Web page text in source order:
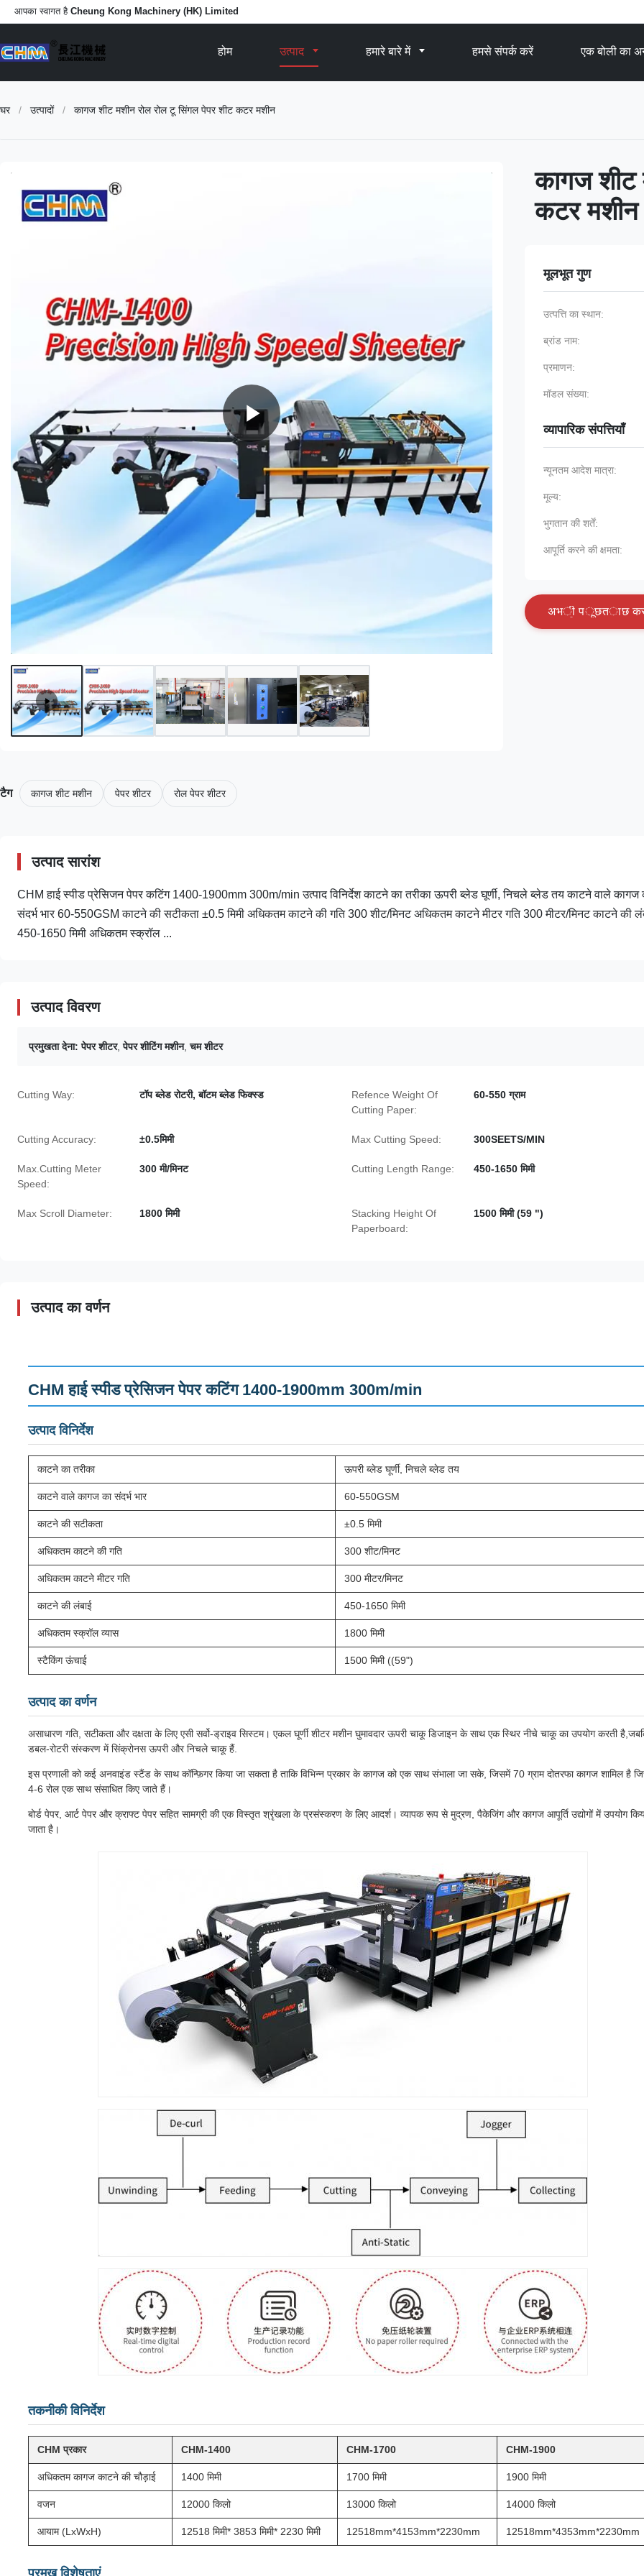
आपका स्वागत है Cheung Kong Machinery (HK) Limited
होम उत्पाद हमारे बारे में हमसे संपर्क करें एक बोली का
घर / उत्पादों / कागज शीट मशीन रोल रोल टू सिंगल पेपर शीट कटर मशीन
कागज शीट
कटर मशीन
मूलभूत गुण
उत्पत्ति का स्थान:
ब्रांड नाम:
प्रमाणन:
मॉडल संख्या:
व्यापारिक संपत्तियाँ
न्यूनतम आदेश मात्रा:
मूल्य:
भुगतान की शर्तें:
आपूर्ति करने की क्षमता:
अभी पूछताछ क
टैग कागज शीट मशीन पेपर शीटर रोल पेपर शीटर
उत्पाद सारांश
CHM हाई स्पीड प्रेसिजन पेपर कटिंग 1400-1900mm 300m/min उत्पाद विनिर्देश काटने का तरीका ऊपरी ब्लेड घूर्णी, निचले ब्लेड तय काटने वाले कागज
संदर्भ भार 60-550GSM काटने की सटीकता ±0.5 मिमी अधिकतम काटने की गति 300 शीट/मिनट अधिकतम काटने मीटर गति 300 मीटर/मिनट काटने की
450-1650 मिमी अधिकतम स्क्रॉल ...
उत्पाद विवरण
प्रमुखता देना: पेपर शीटर,पेपर शीटिंग मशीन,चम शीटर
Cutting Way: टॉप ब्लेड रोटरी, बॉटम ब्लेड फिक्स्ड
Refence Weight Of
Cutting Paper:
60-550 ग्राम
Cutting Accuracy: ±0.5मिमी Max Cutting Speed: 300SEETS/MIN
Max.Cutting Meter
Speed:
300 मी/मिनट Cutting Length Range: 450-1650 मिमी
Max Scroll Diameter: 1800 मिमी
Stacking Height Of
Paperboard:
1500 मिमी (59 ")
उत्पाद का वर्णन
CHM हाई स्पीड प्रेसिजन पेपर कटिंग 1400-1900mm 300m/min
उत्पाद विनिर्देश
काटने का तरीका ऊपरी ब्लेड घूर्णी, निचले ब्लेड तय
काटने वाले कागज का संदर्भ भार 60-550GSM
काटने की सटीकता ±0.5 मिमी
अधिकतम काटने की गति 300 शीट/मिनट
अधिकतम काटने मीटर गति 300 मीटर/मिनट
काटने की लंबाई 450-1650 मिमी
अधिकतम स्क्रॉल व्यास 1800 मिमी
स्टैकिंग ऊंचाई 1500 मिमी ((59")
उत्पाद का वर्णन
असाधारण गति, सटीकता और दक्षता के लिए एसी सर्वो-ड्राइव सिस्टम। एकल घूर्णी शीटर मशीन घुमावदार ऊपरी चाकू डिजाइन के साथ एक स्थिर नीचे चाकू का उपयोग करती
डबल-रोटरी संस्करण में सिंक्रोनस ऊपरी और निचले चाकू हैं.
इस प्रणाली को कई अनवाइंड स्टैंड के साथ कॉन्फ़िगर किया जा सकता है ताकि विभिन्न प्रकार के कागज को एक साथ संभाला जा सके, जिसमें 70 ग्राम दोतरफा कागज शामिल है
4-6 रोल एक साथ संसाधित किए जाते हैं।
बोर्ड पेपर, आर्ट पेपर और क्राफ्ट पेपर सहित सामग्री की एक विस्तृत श्रृंखला के प्रसंस्करण के लिए आदर्श। व्यापक रूप से मुद्रण, पैकेजिंग और कागज आपूर्ति उद्योगों में उपयोग
जाता है।
तकनीकी विनिर्देश
CHM प्रकार CHM-1400 CHM-1700 CHM-1900
अधिकतम कागज काटने की चौड़ाई 1400 मिमी 1700 मिमी 1900 मिमी
वजन 12000 किलो 13000 किलो 14000 किलो
आयाम (LxWxH) 12518 मिमी* 3853 मिमी* 2230 मिमी 12518mm*4153mm*2230mm 12518mm*4353mm*2230mm
प्रमुख विशेषताएं